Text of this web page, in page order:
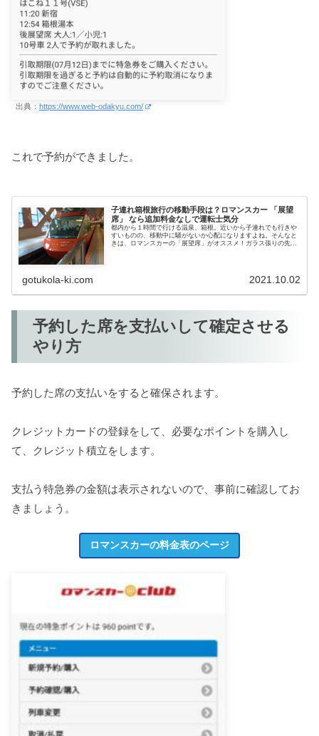
出典： https://www.web-odakyu.com/
これで予約ができました。
子連れ箱根旅行の移動手段は？ロマンスカー 「展望
席」 なら追加料金なしで運転士気分
都内から１時間で行ける温泉、箱根。近いから子連れでも行きや
すいものの、移動中に騒がないか心配になりますよね。そんなと
きは、ロマンスカーの「展望席」がオススメ！ガラス張りの先頭
gotukola-ki.com 2021.10.02
予約した席を支払いして確定させる
やり方
予約した席の支払いをすると確保されます。
クレジットカードの登録をして、必要なポイントを購入し
て、クレジット積立をします。
支払う特急券の金額は表示されないので、事前に確認してお
きましょう。
ロマンスカーの料金表のページ